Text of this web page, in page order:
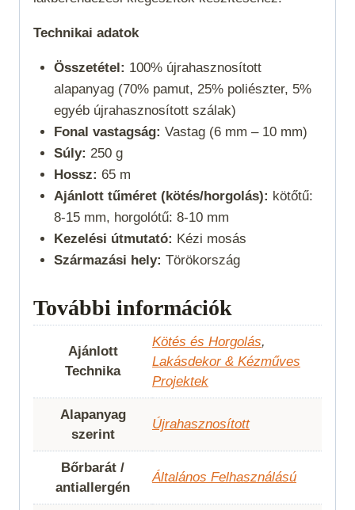
Technikai adatok
Összetétel: 100% újrahasznosított
alapanyag (70% pamut, 25% poliészter, 5%
egyéb újrahasznosított szálak)
Fonal vastagság: Vastag (6 mm – 10 mm)
Súly: 250 g
Hossz: 65 m
Ajánlott tűméret (kötés/horgolás): kötőtű:
8-15 mm, horgolótű: 8-10 mm
Kezelési útmutató: Kézi mosás
Származási hely: Törökország
További információk
Ajánlott
Technika
Kötés és Horgolás,
Lakásdekor & Kézműves
Projektek
Alapanyag
szerint
Újrahasznosított
Bőrbarát /
antiallergén
Általános Felhasználású